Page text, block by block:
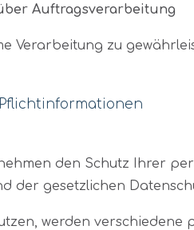
Auftragsverarbeitung
Verarbeitung zu
den Schutz Ihrer
der gesetzlichen
werden